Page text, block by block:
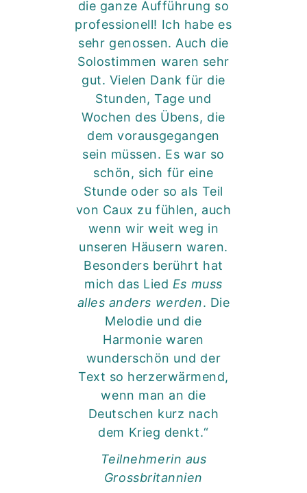
die ganze Aufführung so
professionell! Ich habe es
sehr genossen. Auch die
Solostimmen waren sehr
gut. Vielen Dank für die
Stunden, Tage und
Wochen des Übens, die
dem vorausgegangen
sein müssen. Es war so
schön, sich für eine
Stunde oder so als Teil
von Caux zu fühlen, auch
wenn wir weit weg in
unseren Häusern waren.
Besonders berührt hat
mich das Lied Es muss
alles anders werden. Die
Melodie und die
Harmonie waren
wunderschön und der
Text so herzerwärmend,
wenn man an die
Deutschen kurz nach
dem Krieg denkt.“
Teilnehmerin aus
Grossbritannien